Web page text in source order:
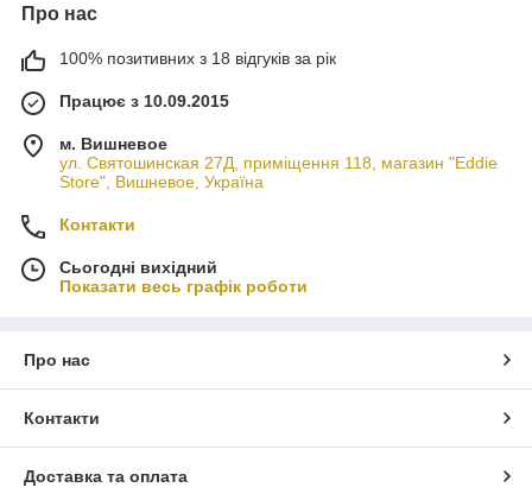
Про нас
100% позитивних з 18 відгуків за рік
Працює з 10.09.2015
м. Вишневое
ул. Святошинская 27Д, приміщення 118, магазин "Eddie
Store", Вишневое, Україна
Контакти
Сьогодні вихідний
Показати весь графік роботи
Про нас
Контакти
Доставка та оплата